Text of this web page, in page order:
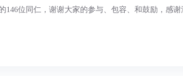
146位同仁，谢谢大家的参与、包容、和鼓励，感谢